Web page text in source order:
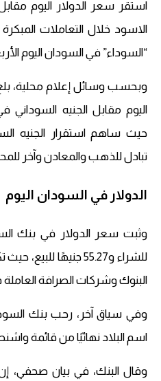
استقر سعر الدولار اليوم
الاسود خلال التعاملات
“السوداء” في السودان اليوم الأربعاء 16 ديسمبر
وبحسب وسائل إعلام محلية،
حيث ساهم استقرار الجنيه
تبادل للذهب والمعادن وآخر
الدولار في السودان اليوم
للشراء و55.27 جنيهًا
البنوك وشركات الصرافة
وفي سياق آخر، رحب بنك
اسم البلاد نهائيًا من قائمة
وقال البنك، في بيان صحفي، إن